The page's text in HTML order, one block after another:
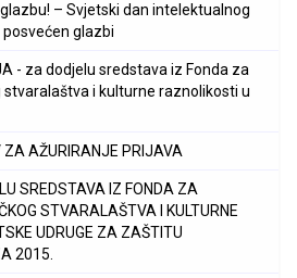
– Svjetski dan intelektualnog
glazbi
- za dodjelu sredstava iz Fonda za
i kulturne raznolikosti u
ZA AŽURIRANJE PRIJAVA
SREDSTAVA IZ FONDA ZA
STVARALAŠTVA I KULTURNE
UDRUGE ZA ZAŠTITU
2015.